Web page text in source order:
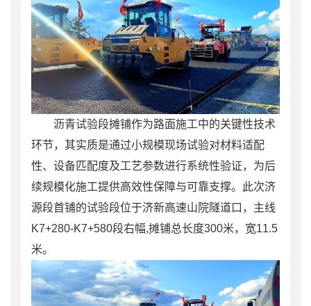
沥青试验段摊铺作为路面施工中的关键性技术
环节，其实质是通过小规模现场试验对材料适配
性、设备匹配度及工艺参数进行系统性验证，为后
续规模化施工提供高效性保障与可靠支撑。此次济
源段首铺的试验段位于济新高速山院隧道口，主线
K7+280-K7+580段右幅,摊铺总长度300米，宽11.5
米。